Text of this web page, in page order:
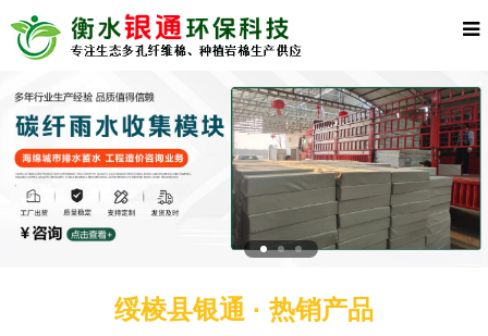
绥棱县银通 · 热销产品